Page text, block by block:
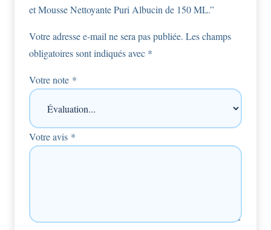
et Mousse Nettoyante Puri Albucin de 150 ML.”
Votre adresse e-mail ne sera pas publiée. Les champs
obligatoires sont indiqués avec *
Votre note *
Votre avis *